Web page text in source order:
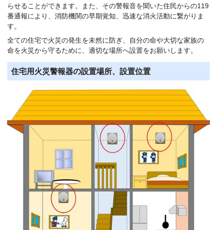
らせることができます。また、その警報音を聞いた住民からの119
番通報により、消防機関の早期覚知、迅速な消火活動に繋がりま
す。
全ての住宅で火災の発生を未然に防ぎ、自分の命や大切な家族の
命を火災から守るために、適切な場所へ設置をお願いします。
住宅用火災警報器の設置場所、設置位置